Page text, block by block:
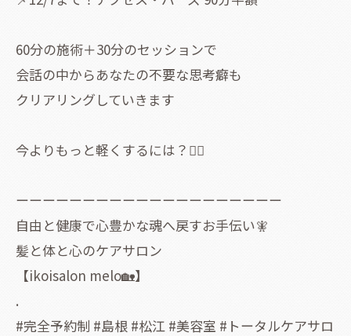
60分の施術＋30分のセッションで
会話の中からあなたの不要な思考癖も
クリアリングしていきます
今よりもっと軽くするには？🧚‍♀️
ーーーーーーーーーーーーーーーーーーーー
自由と健康で心豊かな魂へ戻すお手伝い🧚
髪と体と心のケアサロン
【ikoisalon melo🏡】
.
#完全予約制 #島根 #松江 #美容室 #トータルケアサロ